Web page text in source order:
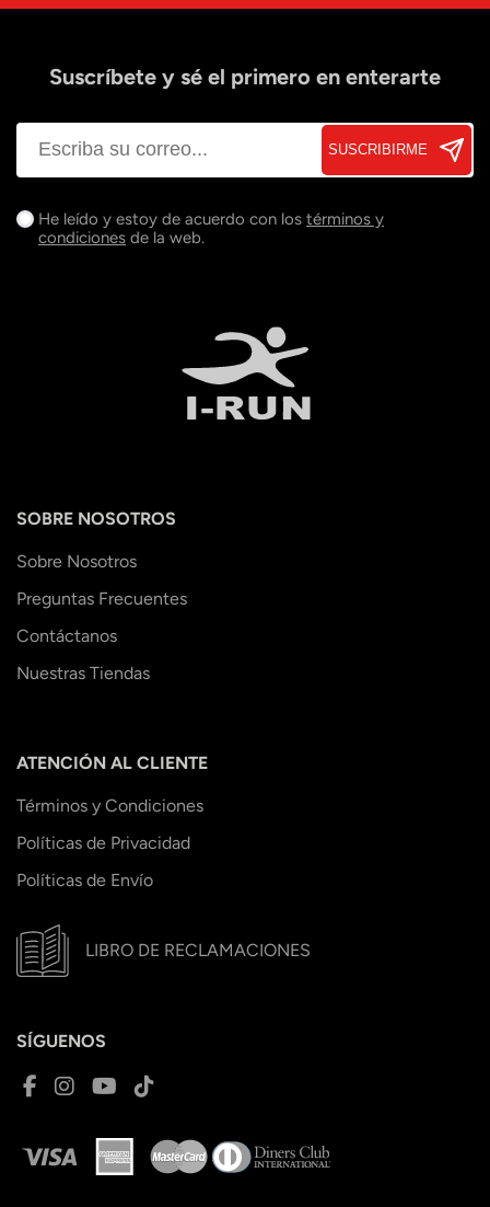
Suscríbete y sé el primero en enterarte
SUSCRIBIRME
He leído y estoy de acuerdo con los términos y
condiciones de la web.
SOBRE NOSOTROS
Sobre Nosotros
Preguntas Frecuentes
Contáctanos
Nuestras Tiendas
ATENCIÓN AL CLIENTE
Términos y Condiciones
Políticas de Privacidad
Políticas de Envío
LIBRO DE RECLAMACIONES
SÍGUENOS